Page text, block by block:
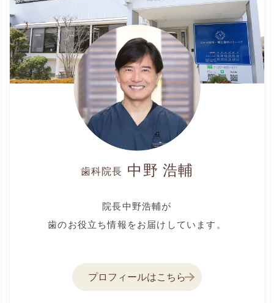
歯科院長 中野 浩輔
院長中野浩輔が
歯のお役立ち情報をお届けしています。
プロフィールはこちら